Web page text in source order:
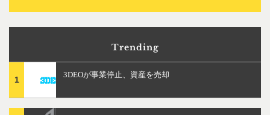
Trending
1
3DEOが事業停止、資産を売却